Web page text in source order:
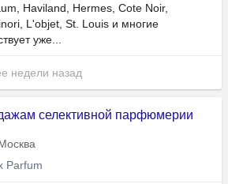
Haviland, Hermes, Cote Noir,
L'objet, St. Louis и многие
уже...
недели назад
селективной парфюмерии
Parfum